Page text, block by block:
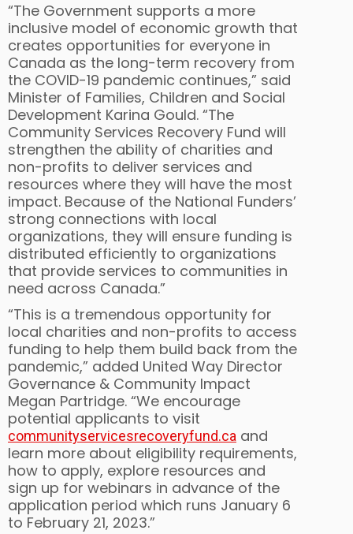
“The Government supports a more
inclusive model of economic growth that
creates opportunities for everyone in
Canada as the long-term recovery from
the COVID-19 pandemic continues,” said
Minister of Families, Children and Social
Development Karina Gould. “The
Community Services Recovery Fund will
strengthen the ability of charities and
non-profits to deliver services and
resources where they will have the most
impact. Because of the National Funders’
strong connections with local
organizations, they will ensure funding is
distributed efficiently to organizations
that provide services to communities in
need across Canada.”
“This is a tremendous opportunity for
local charities and non-profits to access
funding to help them build back from the
pandemic,” added United Way Director
Governance & Community Impact
Megan Partridge. “We encourage
potential applicants to visit
communityservicesrecoveryfund.ca and
learn more about eligibility requirements,
how to apply, explore resources and
sign up for webinars in advance of the
application period which runs January 6
to February 21, 2023.”